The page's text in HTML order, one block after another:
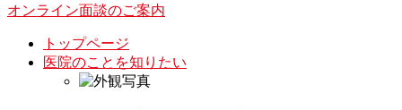
オンライン面談のご案内
トップページ
医院のことを知りたい